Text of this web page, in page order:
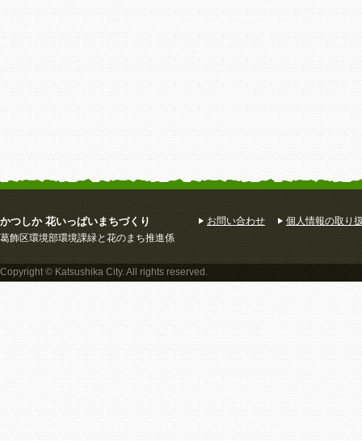
かつしか 花いっぱいまちづくり
葛飾区環境部環境課緑と花のまち推進係
お問い合わせ 個人情報の取り
Copyright © Katsushika City. All rights reserved.